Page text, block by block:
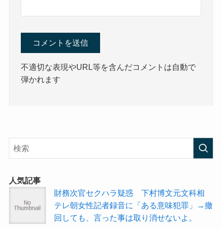
不適切な表現やURL等を含んだコメントは自動で
弾かれます
人気記事
財務次官セクハラ疑惑 下村博文元文科相
テレ朝女性記者録音に「ある意味犯罪」→撤
回しても、言った事は取り消せないよ。